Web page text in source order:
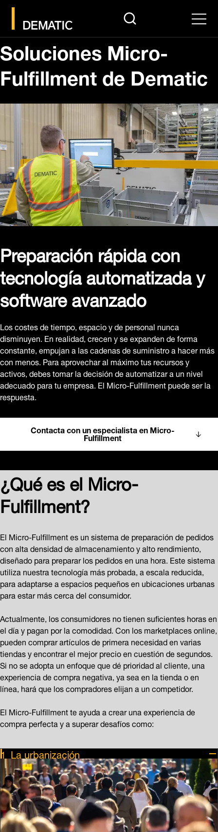
search Menu
Soluciones Micro-
Fulfillment de Dematic
Preparación rápida con
tecnología automatizada y
software avanzado
Los costes de tiempo, espacio y de personal nunca
disminuyen. En realidad, crecen y se expanden de forma
constante, empujan a las cadenas de suministro a hacer más
con menos. Para aprovechar al máximo tus recursos y
activos, debes tomar la decisión de automatizar a un nivel
adecuado para tu empresa. El Micro-Fulfillment puede ser la
respuesta.
Contacta con un especialista en Micro-
Fulfillment
¿Qué es el Micro-
Fulfillment?
El Micro-Fulfillment es un sistema de preparación de pedidos
con alta densidad de almacenamiento y alto rendimiento,
diseñado para preparar los pedidos en una hora. Este sistema
utiliza nuestra tecnología más probada, a escala reducida,
para adaptarse a espacios pequeños en ubicaciones urbanas
para estar más cerca del consumidor.
Actualmente, los consumidores no tienen suficientes horas en
el día y pagan por la comodidad. Con los marketplaces online,
pueden comprar artículos de primera necesidad en varias
tiendas y encontrar el mejor precio en cuestión de segundos.
Si no se adopta un enfoque que dé prioridad al cliente, una
experiencia de compra negativa, ya sea en la tienda o en
línea, hará que los compradores elijan a un competidor.
El Micro-Fulfillment te ayuda a crear una experiencia de
compra perfecta y a superar desafíos como:
La urbanización